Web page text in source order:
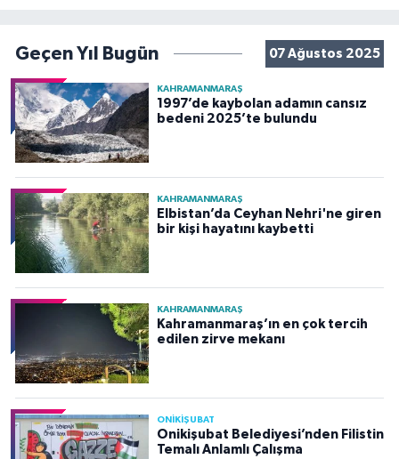
Geçen Yıl Bugün 07 Ağustos 2025
KAHRAMANMARAŞ
1997’de kaybolan adamın cansız
bedeni 2025’te bulundu
KAHRAMANMARAŞ
Elbistan’da Ceyhan Nehri'ne giren
bir kişi hayatını kaybetti
KAHRAMANMARAŞ
Kahramanmaraş’ın en çok tercih
edilen zirve mekanı
ONİKİŞUBAT
Onikişubat Belediyesi’nden Filistin
Temalı Anlamlı Çalışma